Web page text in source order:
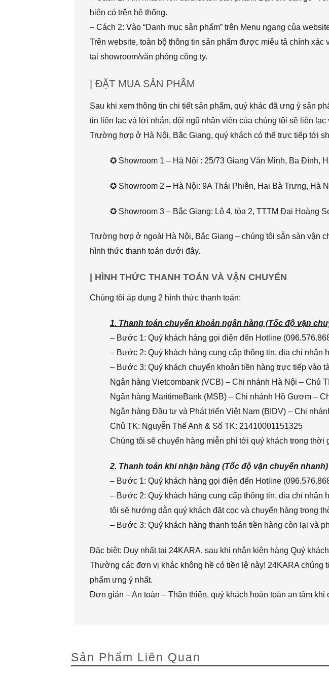
hiện có trên hệ thống.
– Cách 2: Vào “Danh mục sản phẩm” trên Menu ngang của
Trên website, toàn bộ thông tin sản phẩm được miêu tả chính
tại showroom/văn phòng công ty.
| ĐẶT MUA SẢN PHẨM
Sau khi xem thông tin chi tiết sản phẩm, quý khác đã ưng ý sản
tin liên lạc và lời nhắn, đội ngũ nhân viên của chúng tôi sẽ liên
Trường hợp ở Hà Nội, Bắc Giang, quý khách có thể trực tiếp tới
✪ Showroom 1 – Hà Nội : 25/73 Giang Văn Minh, Ba Đình,
✪ Showroom 2 – Hà Nội: 9A Thái Phiên, Hai Bà Trưng, Hà
✪ Showroom 3 – Bắc Giang: Lô 4, tòa 2, TTTM Đại Hoàng
Trường hợp ở ngoài Hà Nội, Bắc Giang – chúng tôi sẵn sàn vận
hình thức thanh toán dưới đây.
| HÌNH THỨC THANH TOÁN VÀ VẬN CHUYỂN
Chúng tôi áp dụng 2 hình thức thanh toán:
1. Thanh toán chuyển khoản ngân hàng (Tốc độ vận
– Bước 1: Quý khách hàng gọi điện đến Hotline
– Bước 2: Quý khách hàng cung cấp thông tin, địa chỉ
– Bước 3: Quý khách chuyển khoản tiền hàng trực tiếp vào
Ngân hàng Vietcombank (VCB) – Chi nhánh Hà Nội – Chủ
Ngân hàng MaritimeBank (MSB) – Chi nhánh Hồ Gươm –
Ngân hàng Đầu tư và Phát triển Việt Nam (BIDV) – Chi
Chủ TK: Nguyễn Thế Anh & Số TK: 21410001151325
Chúng tôi sẽ chuyển hàng miễn phí tới quý khách trong thời
2. Thanh toán khi nhận hàng (Tốc độ vận chuyển nhanh)
– Bước 1: Quý khách hàng gọi điện đến Hotline
– Bước 2: Quý khách hàng cung cấp thông tin, địa chỉ
tôi sẽ hướng dẫn quý khách đặt cọc và chuyển hàng trong
– Bước 3: Quý khách hàng thanh toán tiền hàng còn lại và
Đặc biệt: Duy nhất tại 24KARA, sau khi nhận kiện hàng Quý
Thường các đơn vị khác không hề có tiền lệ này! 24KARA
phẩm ưng ý nhất.
Đơn giản – An toàn – Thân thiện, quý khách hoàn toàn an tâm
Sản Phẩm Liên Quan